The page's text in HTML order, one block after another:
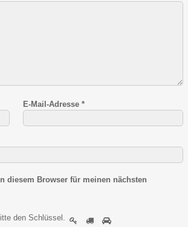
E-Mail-Adresse*
diesem Browser für meinen nächsten
den Schlüssel . S